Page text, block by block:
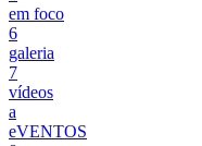
em foco
6
galeria
7
vídeos
a
eVENTOS